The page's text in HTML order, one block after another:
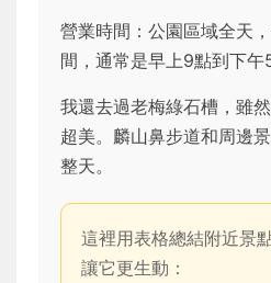
營業時間：公園區域全天
間，通常是早上9點到下午5
我還去過老梅綠石槽，雖
超美。麟山鼻步道和周邊
整天。
這裡用表格總結附近景
讓它更生動：